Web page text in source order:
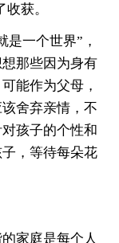
获。
一个世界”，
那些因为身有
能作为父母，
舍弃亲情，不
孩子的个性和
，等待每朵花
家庭是每个人